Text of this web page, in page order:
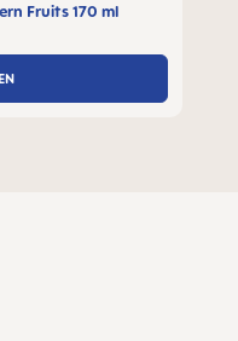
Fruits 170 ml